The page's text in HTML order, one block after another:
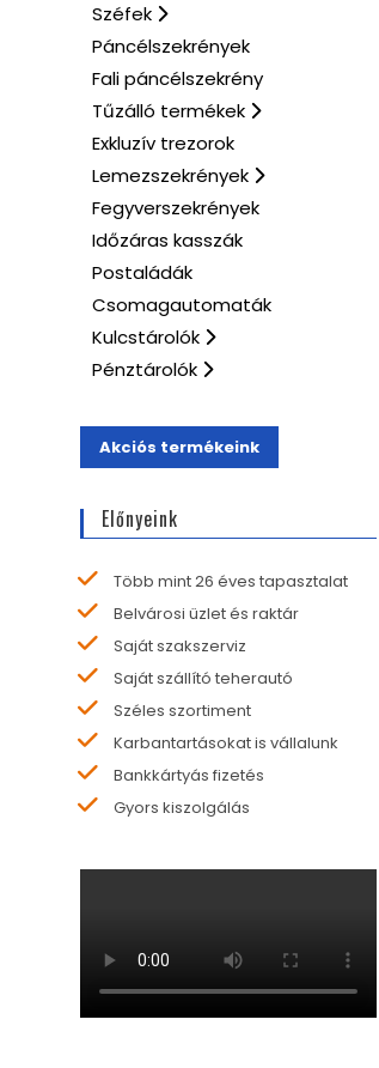
Széfek
Páncélszekrények
Fali páncélszekrény
Tűzálló termékek
Exkluzív trezorok
Lemezszekrények
Fegyverszekrények
Időzáras kasszák
Postaládák
Csomagautomaták
Kulcstárolók
Pénztárolók
Akciós termékeink
Előnyeink
Több mint 26 éves tapasztalat
Belvárosi üzlet és raktár
Saját szakszerviz
Saját szállító teherautó
Széles szortiment
Karbantartásokat is vállalunk
Bankkártyás fizetés
Gyors kiszolgálás